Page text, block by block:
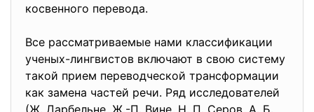
косвенного перевода.
Все рассматриваемые нами классификации
ученых-лингвистов включают в свою систему
такой прием переводческой трансформации
как замена частей речи. Ряд исследователей
(Ж. Дарбельне, Ж.-П. Вине, Н. П. Серов, А. Б.